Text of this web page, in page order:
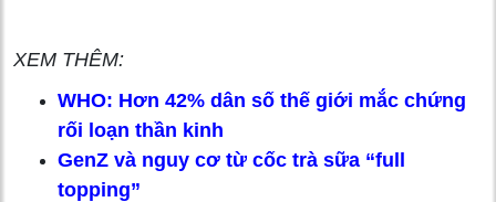
XEM THÊM:
WHO: Hơn 42% dân số thế giới mắc chứng
rối loạn thần kinh
GenZ và nguy cơ từ cốc trà sữa “full
topping”